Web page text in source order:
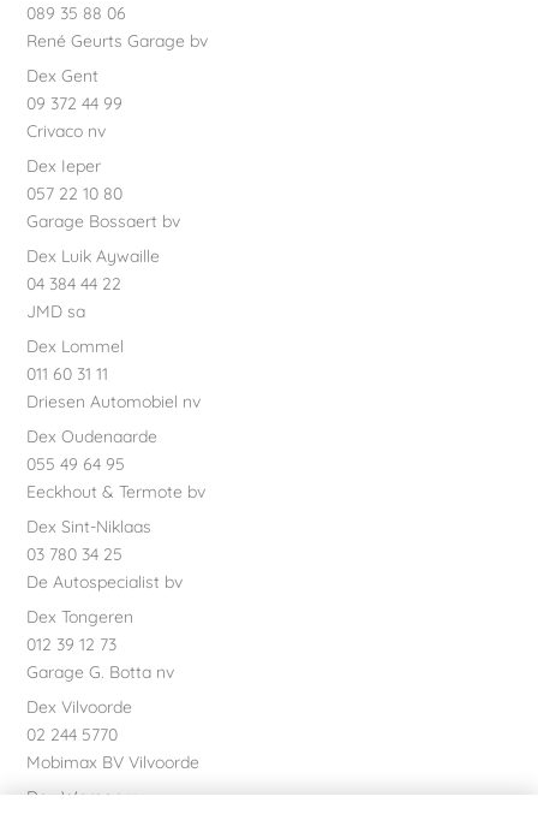
089 35 88 06
René Geurts Garage bv
Dex Gent
09 372 44 99
Crivaco nv
Dex Ieper
057 22 10 80
Garage Bossaert bv
Dex Luik Aywaille
04 384 44 22
JMD sa
Dex Lommel
011 60 31 11
Driesen Automobiel nv
Dex Oudenaarde
055 49 64 95
Eeckhout & Termote bv
Dex Sint-Niklaas
03 780 34 25
De Autospecialist bv
Dex Tongeren
012 39 12 73
Garage G. Botta nv
Dex Vilvoorde
02 244 5770
Mobimax BV Vilvoorde
Dex Waregem